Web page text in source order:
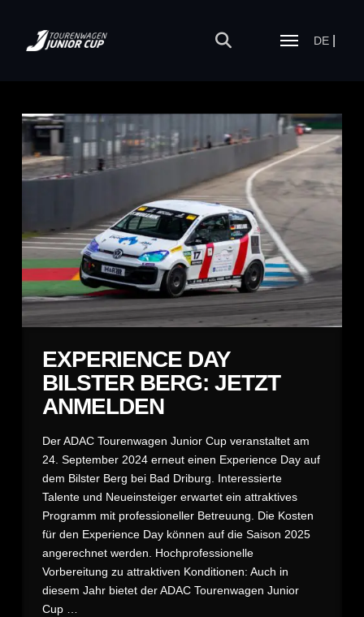
DE
EXPERIENCE DAY
BILSTER BERG: JETZT
ANMELDEN
Der ADAC Tourenwagen Junior Cup veranstaltet am
24. September 2024 erneut einen Experience Day auf
dem Bilster Berg bei Bad Driburg. Interessierte
Talente und Neueinsteiger erwartet ein attraktives
Programm mit professioneller Betreuung. Die Kosten
für den Experience Day können auf die Saison 2025
angerechnet werden. Hochprofessionelle
Vorbereitung zu attraktiven Konditionen: Auch in
diesem Jahr bietet der ADAC Tourenwagen Junior
Cup …